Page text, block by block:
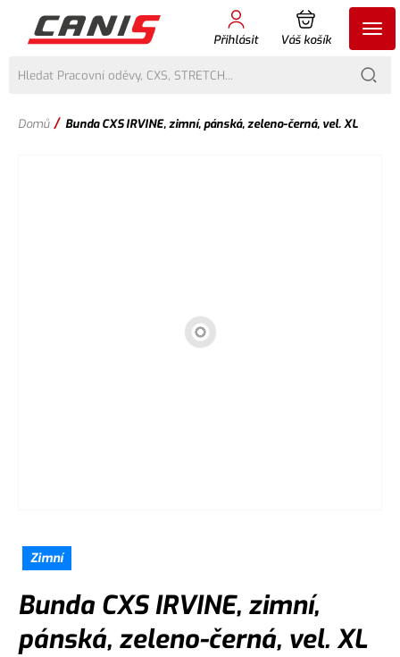
Přihlásit Váš košík
Domů / Bunda CXS IRVINE, zimní, pánská, zeleno-černá, vel. XL
Zimní
Bunda CXS IRVINE, zimní,
pánská, zeleno-černá, vel. XL